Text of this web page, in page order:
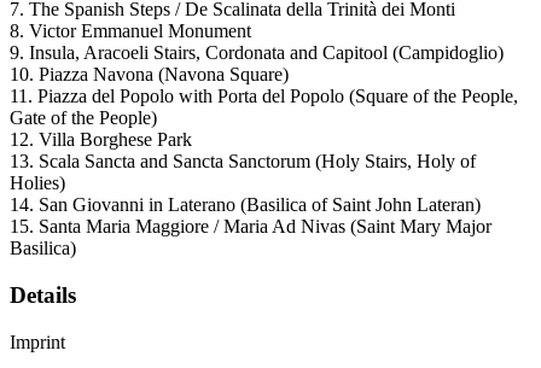
7. The Spanish Steps / De Scalinata della Trinità dei Monti
8. Victor Emmanuel Monument
9. Insula, Aracoeli Stairs, Cordonata and Capitool (Campidoglio)
10. Piazza Navona (Navona Square)
11. Piazza del Popolo with Porta del Popolo (Square of the People,
Gate of the People)
12. Villa Borghese Park
13. Scala Sancta and Sancta Sanctorum (Holy Stairs, Holy of
Holies)
14. San Giovanni in Laterano (Basilica of Saint John Lateran)
15. Santa Maria Maggiore / Maria Ad Nivas (Saint Mary Major
Basilica)
Details
Imprint